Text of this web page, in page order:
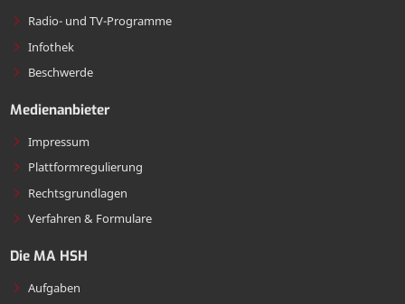
Radio- und TV-Programme
Infothek
Beschwerde
Medienanbieter
Impressum
Plattformregulierung
Rechtsgrundlagen
Verfahren & Formulare
Die MA HSH
Aufgaben